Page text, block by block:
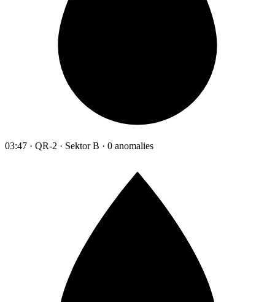
03:47 · QR-2 · Sektor B · 0 anomalies